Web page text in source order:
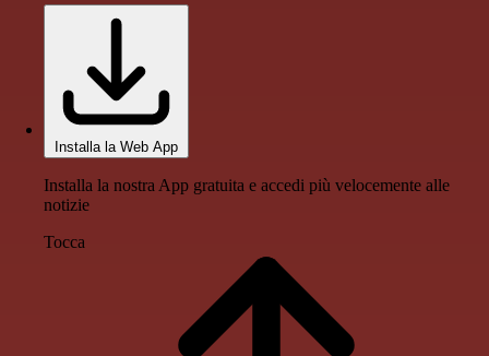
Installa la Web App
Installa la nostra App gratuita e accedi più velocemente alle
notizie
Tocca